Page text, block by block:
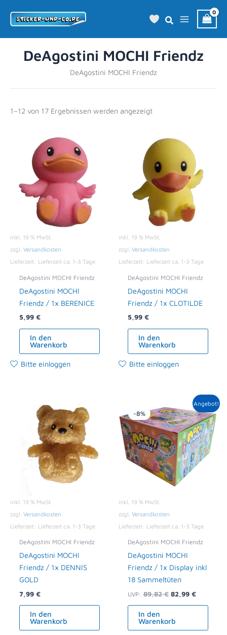
Inhalt
DeAgostini MOCHI Friendz
DeAgostini MOCHI Friendz
1–12 von 17 Ergebnissen werden angezeigt
inkl. 19 % MwSt.
zzgl. Versandkosten
Lieferzeit: Lieferzeit ca. 1-3 Tage
DeAgostini MOCHI Friendz
DeAgostini MOCHI
Friendz / 1x BERENICE
5,99 €
In den
Warenkorb
Bitte einloggen
inkl. 19 % MwSt.
zzgl. Versandkosten
Lieferzeit: Lieferzeit ca. 1-3 Tage
DeAgostini MOCHI Friendz
DeAgostini MOCHI
Friendz / 1x CLOTILDE
5,99 €
In den
Warenkorb
Bitte einloggen
inkl. 19 % MwSt.
zzgl. Versandkosten
Lieferzeit: Lieferzeit ca. 1-3 Tage
DeAgostini MOCHI Friendz
DeAgostini MOCHI
Friendz / 1x DENNIS
GOLD
7,99 €
In den
Warenkorb
Angebot!
-8%
inkl. 19 % MwSt.
zzgl. Versandkosten
Lieferzeit: Lieferzeit ca. 1-3 Tage
DeAgostini MOCHI Friendz
DeAgostini MOCHI
Friendz / 1x Display inkl
18 Sammeltüten
UVP: 89,82€
Ursprünglicher
Preis
war:
89,82 €
82,99 €
Aktueller
Preis
ist:
82,99 €.
In den
Warenkorb